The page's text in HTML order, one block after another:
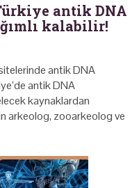
antik DNA
kalabilir!
antik DNA
antik DNA
kaynaklardan
arkeolog, zooarkeolog ve